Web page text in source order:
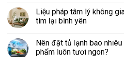
Liệu pháp tâm lý không
tìm lại bình yên
Nên đặt tủ lạnh bao
phẩm luôn tươi ngon?